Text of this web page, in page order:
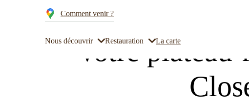
Comment venir ?
Nous découvrir Restauration La carte
Restauration Votre plateau-repas à Rennes concocté à la Closerie
Votre plateau-